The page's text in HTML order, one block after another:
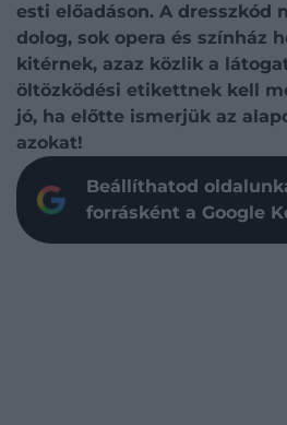
esti előadáson. A dresszkód
dolog, sok opera és színház
kitérnek, azaz közlik a
öltözködési etikettnek kell
jó, ha előtte ismerjük az
azokat!
Beállíthatod
forrásként a Google